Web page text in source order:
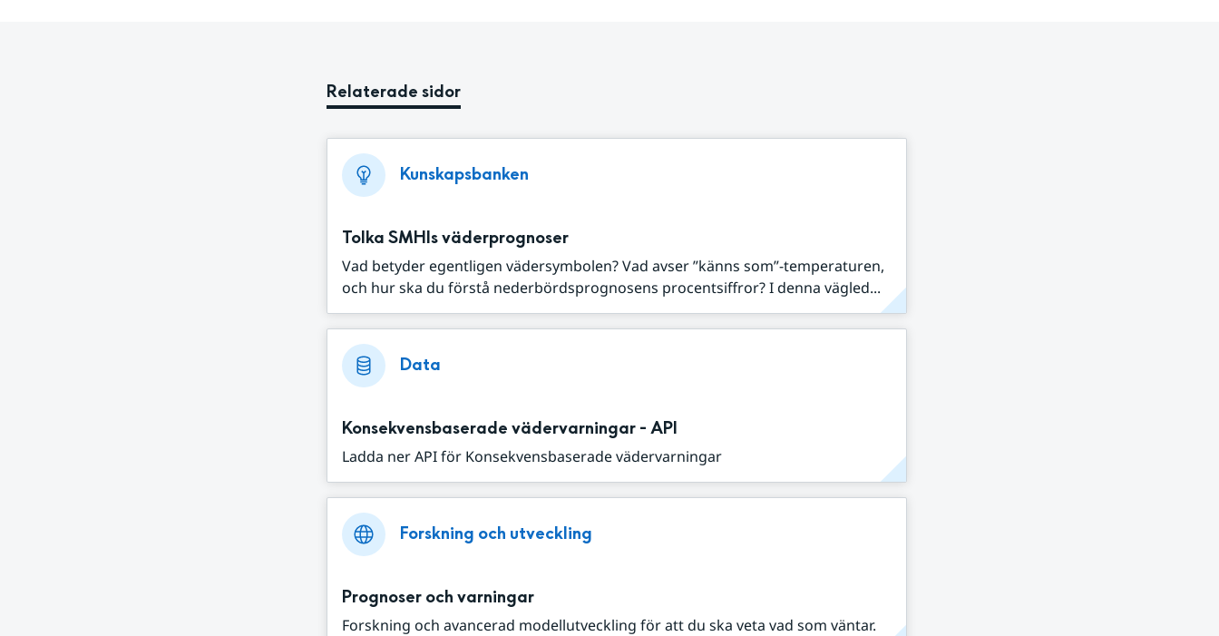
Relaterade sidor
Kunskapsbanken
Tolka SMHIs väderprognoser
Vad betyder egentligen vädersymbolen? Vad avser ”känns som”-temperaturen,
och hur ska du förstå nederbördsprognosens procentsiffror? I denna vägled...
Data
Konsekvensbaserade vädervarningar - API
Ladda ner API för Konsekvensbaserade vädervarningar
Forskning och utveckling
Prognoser och varningar
Forskning och avancerad modellutveckling för att du ska veta vad som väntar.